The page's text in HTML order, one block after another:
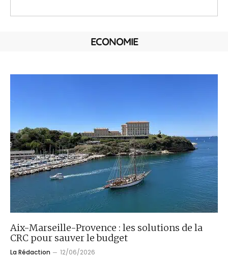
ECONOMIE
Aix-Marseille-Provence : les solutions de la
CRC pour sauver le budget
La Rédaction 12/06/2026